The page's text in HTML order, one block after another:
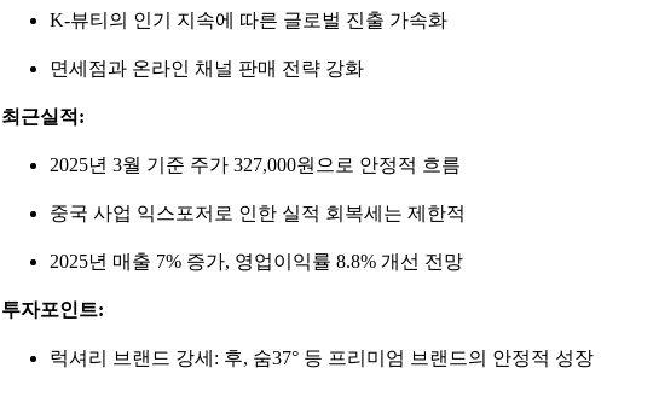
K-뷰티의 인기 지속에 따른 글로벌 진출 가속화
면세점과 온라인 채널 판매 전략 강화
최근실적:
2025년 3월 기준 주가 327,000원으로 안정적 흐름
중국 사업 익스포저로 인한 실적 회복세는 제한적
2025년 매출 7% 증가, 영업이익률 8.8% 개선 전망
투자포인트:
럭셔리 브랜드 강세: 후, 숨37° 등 프리미엄 브랜드의 안정적 성장